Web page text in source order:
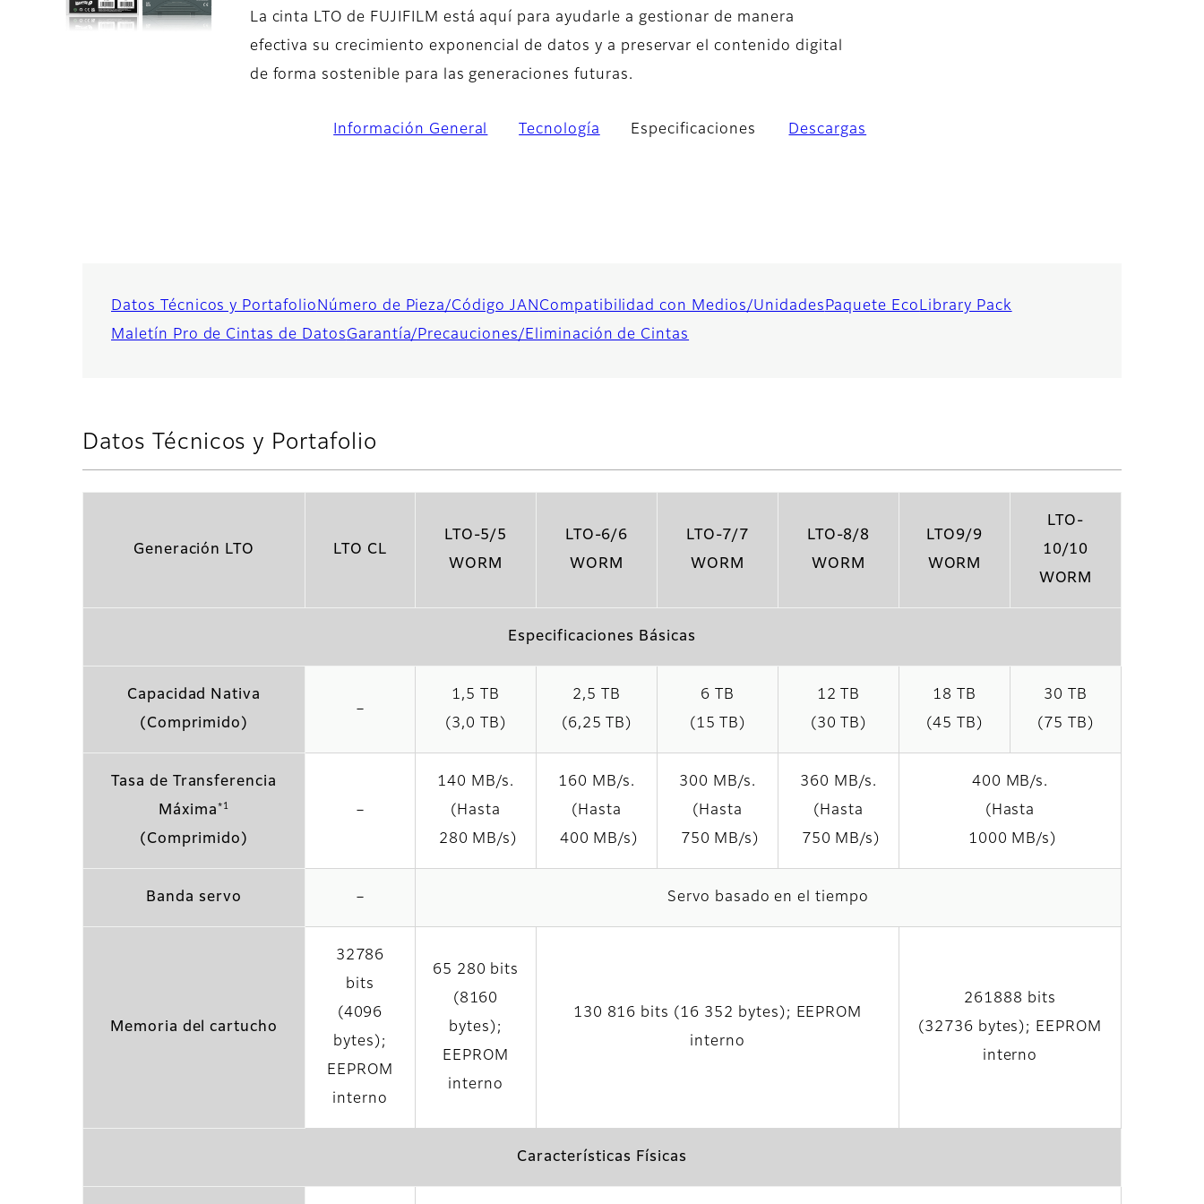
La cinta LTO de FUJIFILM está aquí para ayudarle a gestionar de manera
efectiva su crecimiento exponencial de datos y a preservar el contenido digital
de forma sostenible para las generaciones futuras.
Información General Tecnología Especificaciones Descargas
Datos Técnicos y Portafolio Número de Pieza/Código JAN Compatibilidad con Medios/Unidades Paquete Eco Library Pack
Maletín Pro de Cintas de DatosGarantía/Precauciones/Eliminación de Cintas
Datos Técnicos y Portafolio
Generación LTO LTO CL
LTO-5/5
WORM
LTO-6/6
WORM
LTO-7/7
WORM
LTO-8/8
WORM
LTO9/9
WORM
LTO-
10/10
WORM
Especificaciones Básicas
Capacidad Nativa
(Comprimido)
－
1,5 TB
(3,0 TB)
2,5 TB
(6,25 TB)
6 TB
(15 TB)
12 TB
(30 TB)
18 TB
(45 TB)
30 TB
(75 TB)
Tasa de Transferencia
Máxima *1
(Comprimido)
－
140 MB/s.
(Hasta
280 MB/s)
160 MB/s.
(Hasta
400 MB/s)
300 MB/s.
(Hasta
750 MB/s)
360 MB/s.
(Hasta
750 MB/s)
400 MB/s.
(Hasta
1000 MB/s)
Banda servo － Servo basado en el tiempo
Memoria del cartucho
32786
bits
(4096
bytes);
EEPROM
interno
65 280 bits
(8160
bytes);
EEPROM
interno
130 816 bits (16 352 bytes); EEPROM
interno
261888 bits
(32736 bytes); EEPROM
interno
Características Físicas